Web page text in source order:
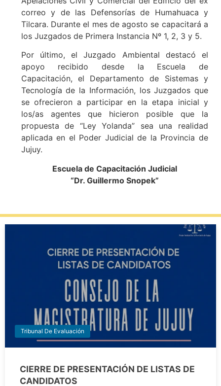
correo y de las Defensorías de Humahuaca y
Tilcara. Durante el mes de agosto se capacitará a
los Juzgados de Primera Instancia Nº 1, 2, 3 y 5.
Por último, el Juzgado Ambiental destacó el
apoyo recibido desde la Escuela de
Capacitación, el Departamento de Sistemas y
Tecnología de la Información, los Juzgados que
se ofrecieron a participar en la etapa inicial y
los/as agentes que hicieron posible que la
propuesta de “Ley Yolanda” sea una realidad
aplicada en el Poder Judicial de la Provincia de
Jujuy.
Escuela de Capacitación Judicial
“Dr. Guillermo Snopek”
Tribunal De Evaluación
CIERRE DE PRESENTACIÓN DE LISTAS DE
CANDIDATOS